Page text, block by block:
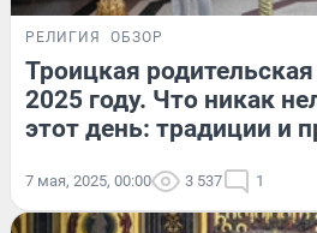
РЕЛИГИЯ ОБЗОР
Троицкая
2025 году. Что никак
этот день: традиции и
7 мая, 2025, 00:00 3 537 1